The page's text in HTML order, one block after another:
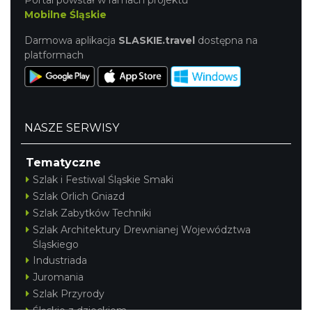
Mobilne Śląskie
Darmowa aplikacja SLASKIE.travel dostępna na
platformach
NASZE SERWISY
Tematyczne
Szlak i Festiwal Śląskie Smaki
Szlak Orlich Gniazd
Szlak Zabytków Techniki
Szlak Architektury Drewnianej Województwa
Śląskiego
Industriada
Juromania
Szlak Przyrody
Śląskie z dzieckiem